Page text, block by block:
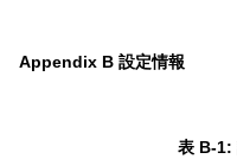
Appendix B 設定情報
表 B-1: